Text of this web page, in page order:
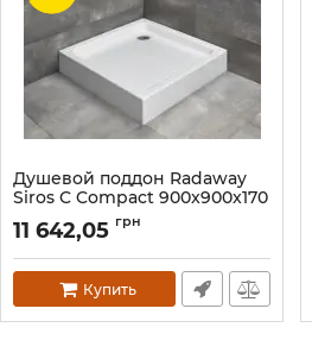
Душевой поддон Radaway
Siros C Compact 900x900x170
Артикул:SBC9917-2
11 642,05 грн
Купить